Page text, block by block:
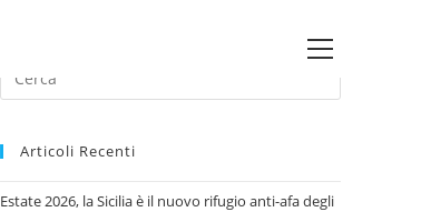
Main
Escape
Articoli Recenti
Estate 2026, la Sicilia è il nuovo rifugio anti-afa degli